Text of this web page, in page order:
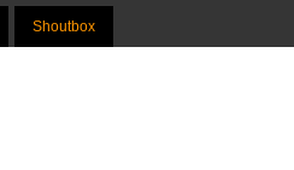
Shoutbox